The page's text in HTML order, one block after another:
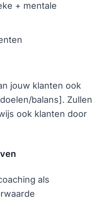
+ mentale
jouw klanten ook
balans]. Zullen
ook klanten door
als